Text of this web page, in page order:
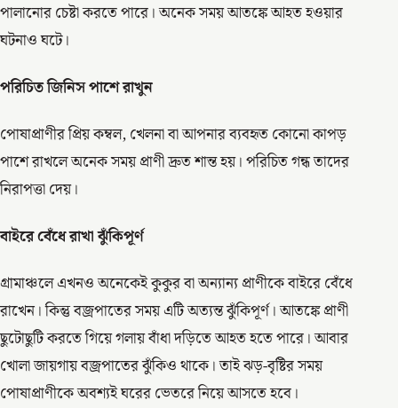
পালানোর চেষ্টা করতে পারে। অনেক সময় আতঙ্কে আহত হওয়ার
ঘটনাও ঘটে।
পরিচিত জিনিস পাশে রাখুন
পোষাপ্রাণীর প্রিয় কম্বল, খেলনা বা আপনার ব্যবহৃত কোনো কাপড়
পাশে রাখলে অনেক সময় প্রাণী দ্রুত শান্ত হয়। পরিচিত গন্ধ তাদের
নিরাপত্তা দেয়।
বাইরে বেঁধে রাখা ঝুঁকিপূর্ণ
গ্রামাঞ্চলে এখনও অনেকেই কুকুর বা অন্যান্য প্রাণীকে বাইরে বেঁধে
রাখেন। কিন্তু বজ্রপাতের সময় এটি অত্যন্ত ঝুঁকিপূর্ণ। আতঙ্কে প্রাণী
ছুটোছুটি করতে গিয়ে গলায় বাঁধা দড়িতে আহত হতে পারে। আবার
খোলা জায়গায় বজ্রপাতের ঝুঁকিও থাকে। তাই ঝড়-বৃষ্টির সময়
পোষাপ্রাণীকে অবশ্যই ঘরের ভেতরে নিয়ে আসতে হবে।